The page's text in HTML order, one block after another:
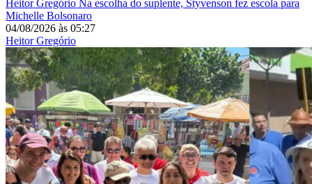
Heitor Gregório Na escolha do suplente, Styvenson fez escola para
Michelle Bolsonaro
04/08/2026 às 05:27
Heitor Gregório